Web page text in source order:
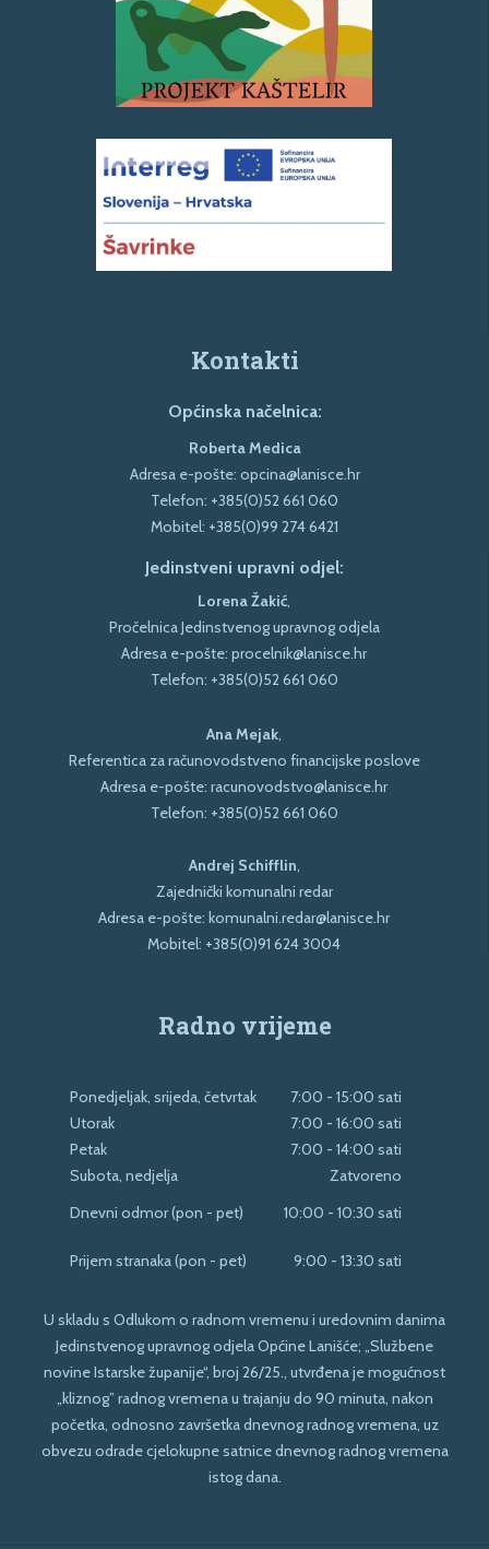
Kontakti
Općinska načelnica:
Roberta Medica
Adresa e-pošte: opcina@lanisce.hr
Telefon: +385(0)52 661 060
Mobitel: +385(0)99 274 6421
Jedinstveni upravni odjel:
Lorena Žakić,
Pročelnica Jedinstvenog upravnog odjela
Adresa e-pošte: procelnik@lanisce.hr
Telefon: +385(0)52 661 060
Ana Mejak,
Referentica za računovodstveno financijske poslove
Adresa e-pošte: racunovodstvo@lanisce.hr
Telefon: +385(0)52 661 060
Andrej Schifflin,
Zajednički komunalni redar
Adresa e-pošte: komunalni.redar@lanisce.hr
Mobitel: +385(0)91 624 3004
Radno vrijeme
Ponedjeljak, srijeda, četvrtak
7:00 - 15:00 sati
Utorak
7:00 - 16:00 sati
Petak
7:00 - 14:00 sati
Subota, nedjelja
Zatvoreno
Dnevni odmor (pon - pet)
10:00 - 10:30 sati
Prijem stranaka (pon - pet) 9:00 - 13:30 sati
U skladu s Odlukom o radnom vremenu i uredovnim danima
Jedinstvenog upravnog odjela Općine Lanišće; „Službene
novine Istarske županije“, broj 26/25., utvrđena je mogućnost
„kliznog” radnog vremena u trajanju do 90 minuta, nakon
početka, odnosno završetka dnevnog radnog vremena, uz
obvezu odrade cjelokupne satnice dnevnog radnog vremena
istog dana.